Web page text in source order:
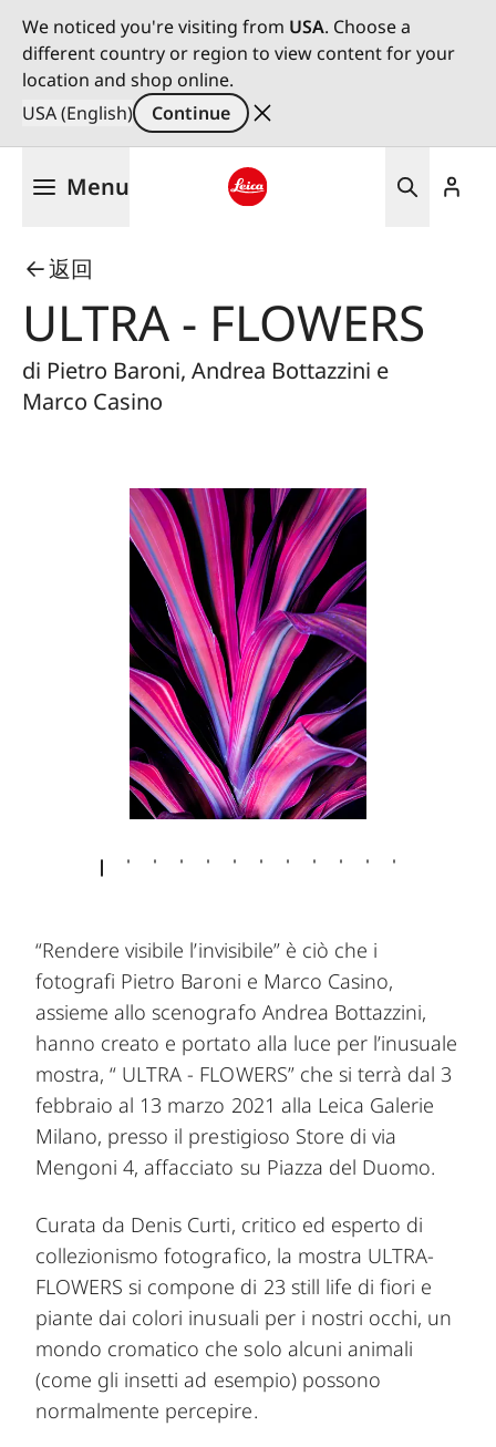
We noticed you're visiting from USA. Choose a
different country or region to view content for your
location and shop online.
USA (English)
Continue
Menu
返回
ULTRA - FLOWERS
di Pietro Baroni, Andrea Bottazzini e
Marco Casino
“Rendere visibile l’invisibile” è ciò che i
fotografi Pietro Baroni e Marco Casino,
assieme allo scenografo Andrea Bottazzini,
hanno creato e portato alla luce per l’inusuale
mostra, “ ULTRA - FLOWERS” che si terrà dal 3
febbraio al 13 marzo 2021 alla Leica Galerie
Milano, presso il prestigioso Store di via
Mengoni 4, affacciato su Piazza del Duomo.
Curata da Denis Curti, critico ed esperto di
collezionismo fotografico, la mostra ULTRA-
FLOWERS si compone di 23 still life di fiori e
piante dai colori inusuali per i nostri occhi, un
mondo cromatico che solo alcuni animali
(come gli insetti ad esempio) possono
normalmente percepire.